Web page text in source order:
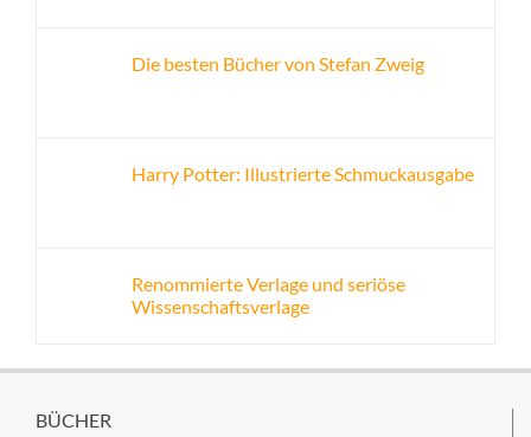
Die besten Bücher von Stefan Zweig
Harry Potter: Illustrierte Schmuckausgabe
Renommierte Verlage und seriöse
Wissenschaftsverlage
BÜCHER